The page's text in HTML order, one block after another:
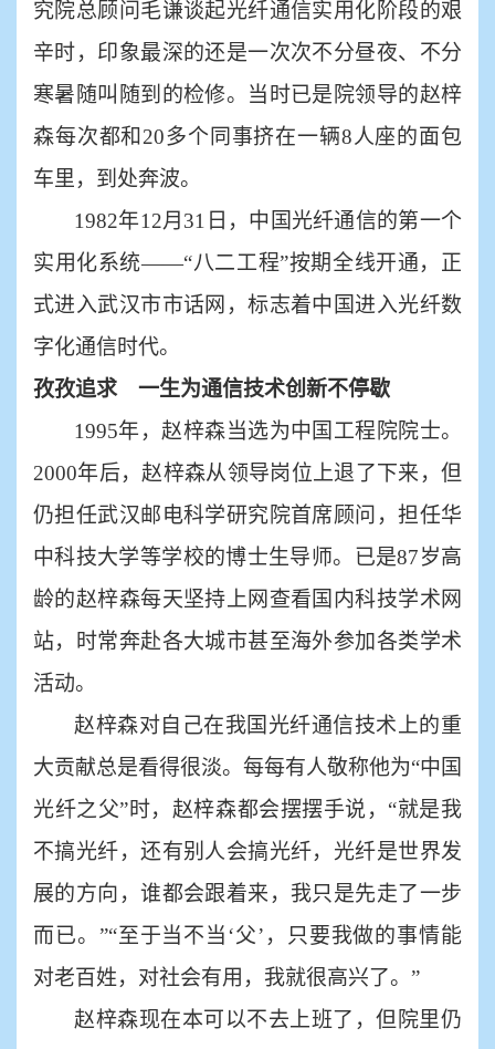
究院总顾问毛谦谈起光纤通信实用化阶段的艰
辛时，印象最深的还是一次次不分昼夜、不分
寒暑随叫随到的检修。当时已是院领导的赵梓
森每次都和20多个同事挤在一辆8人座的面包
车里，到处奔波。
1982年12月31日，中国光纤通信的第一个
实用化系统——“八二工程”按期全线开通，正
式进入武汉市市话网，标志着中国进入光纤数
字化通信时代。
孜孜追求 一生为通信技术创新不停歇
1995年，赵梓森当选为中国工程院院士。
2000年后，赵梓森从领导岗位上退了下来，但
仍担任武汉邮电科学研究院首席顾问，担任华
中科技大学等学校的博士生导师。已是87岁高
龄的赵梓森每天坚持上网查看国内科技学术网
站，时常奔赴各大城市甚至海外参加各类学术
活动。
赵梓森对自己在我国光纤通信技术上的重
大贡献总是看得很淡。每每有人敬称他为“中国
光纤之父”时，赵梓森都会摆摆手说，“就是我
不搞光纤，还有别人会搞光纤，光纤是世界发
展的方向，谁都会跟着来，我只是先走了一步
而已。”“至于当不当‘父’，只要我做的事情能
对老百姓，对社会有用，我就很高兴了。”
赵梓森现在本可以不去上班了，但院里仍